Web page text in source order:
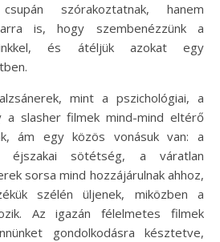
szórakoztatnak, hanem
is, hogy szembenézzünk a
és átéljük azokat egy
mint a pszichológiai, a
slasher filmek mind-mind eltérő
ám egy közös vonásuk van: a
éjszakai sötétség, a váratlan
sorsa mind hozzájárulnak ahhoz,
szélén üljenek, miközben a
Az igazán félelmetes filmek
gondolkodásra késztetve,